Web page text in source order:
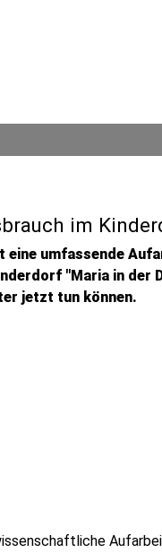
im
umfassende
"Maria in der
jetzt tun können.